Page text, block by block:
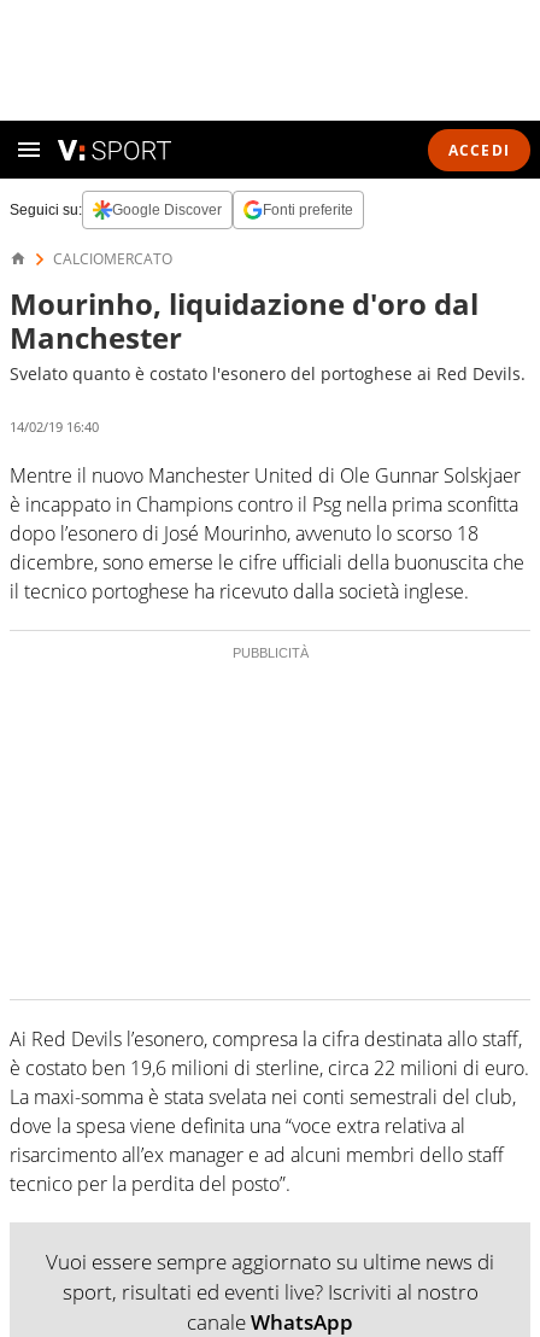
ACCEDI
Seguici su: Google Discover Fonti preferite
CALCIOMERCATO
Mourinho, liquidazione d'oro dal
Manchester
Svelato quanto è costato l'esonero del portoghese ai Red Devils.
14/02/19 16:40
Mentre il nuovo Manchester United di Ole Gunnar Solskjaer
è incappato in Champions contro il Psg nella prima sconfitta
dopo l’esonero di José Mourinho, avvenuto lo scorso 18
dicembre, sono emerse le cifre ufficiali della buonuscita che
il tecnico portoghese ha ricevuto dalla società inglese.
Ai Red Devils l’esonero, compresa la cifra destinata allo staff,
è costato ben 19,6 milioni di sterline, circa 22 milioni di euro.
La maxi-somma è stata svelata nei conti semestrali del club,
dove la spesa viene definita una “voce extra relativa al
risarcimento all’ex manager e ad alcuni membri dello staff
tecnico per la perdita del posto”.
Vuoi essere sempre aggiornato su ultime news di
sport, risultati ed eventi live? Iscriviti al nostro
canaleWhatsApp